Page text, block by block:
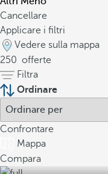
Cancellare
Applicare i filtri
Vedere sulla mappa
250 offerte
Filtra
Ordinare
Confrontare
Mappa
Compara